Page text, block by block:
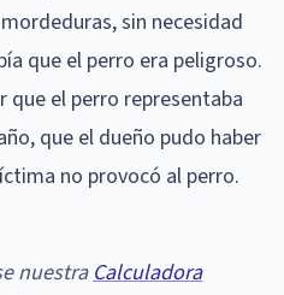
sin necesidad
que el perro era peligroso.
el perro representaba
que el dueño pudo haber
no provocó al perro.
nuestraCalculadora